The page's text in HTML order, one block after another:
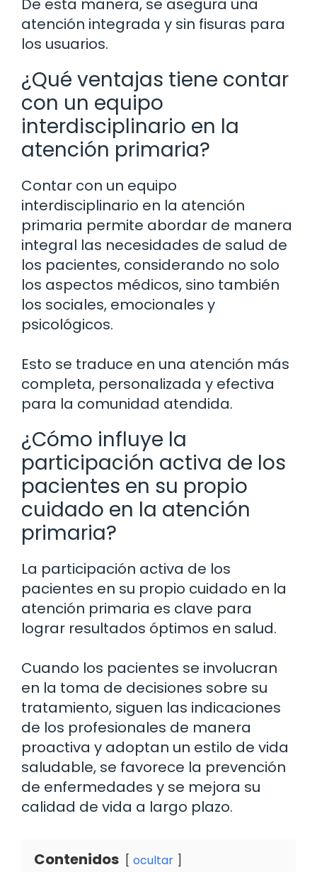
De esta manera, se asegura una
atención integrada y sin fisuras para
los usuarios.
¿Qué ventajas tiene contar
con un equipo
interdisciplinario en la
atención primaria?
Contar con un equipo
interdisciplinario en la atención
primaria permite abordar de manera
integral las necesidades de salud de
los pacientes, considerando no solo
los aspectos médicos, sino también
los sociales, emocionales y
psicológicos.
Esto se traduce en una atención más
completa, personalizada y efectiva
para la comunidad atendida.
¿Cómo influye la
participación activa de los
pacientes en su propio
cuidado en la atención
primaria?
La participación activa de los
pacientes en su propio cuidado en la
atención primaria es clave para
lograr resultados óptimos en salud.
Cuando los pacientes se involucran
en la toma de decisiones sobre su
tratamiento, siguen las indicaciones
de los profesionales de manera
proactiva y adoptan un estilo de vida
saludable, se favorece la prevención
de enfermedades y se mejora su
calidad de vida a largo plazo.
Contenidos ocultar